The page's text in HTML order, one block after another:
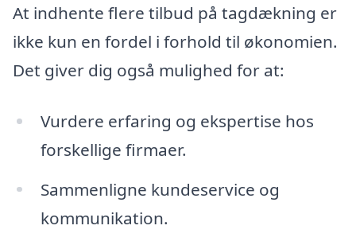
At indhente flere tilbud på tagdækning er
ikke kun en fordel i forhold til økonomien.
Det giver dig også mulighed for at:
Vurdere erfaring og ekspertise hos
forskellige firmaer.
Sammenligne kundeservice og
kommunikation.